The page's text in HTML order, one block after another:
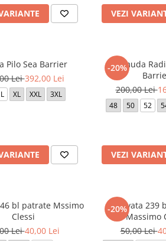
VEZI
Pilo Sea Barrier
Lei392,00 Lei
L XL XXL 3XL
-20%
Bermuda
200,00 Lei
48 50 52
VEZI
bl patrate Mssimo
Clessi
Lei40,00 Lei
-20%
Cravata 239
Massimo
50,00 Lei